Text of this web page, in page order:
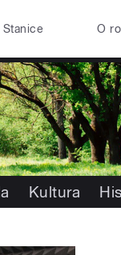
Stanice O
Kultura